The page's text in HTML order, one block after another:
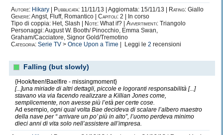
Autore: Hikary Pubblicata: 11/11/13 | Aggiornata: 15/11/13 | Rating: Giallo
Genere:Angst, Fluff, Romantico | Capitoli: 2 | In corso
Tipo di coppia: Het, Slash |
Note: What if? | Avvertimenti: Triangolo
Personaggi: August W. Booth/ Pinocchio, Emma Swan,
Graham/Cacciatore, Signor Gold/Tremotino
Categoria: Serie TV > Once Upon a Time | Leggi le 2 recensioni
Falling (but slowly)
{Hook/teen!Baelfire - missingmoment}
[...]una miriade di altri dettagli, piccole e logoranti responsabilità [...]
stavano via via facendo realizzare a Killian Jones come,
semplicemente, non avesse più l’età per certe cose.
Ad esempio, ogni qual volta Bae decideva di scalare l’albero maestro
della nave per “ arrivare un po’ più in alto”, l’uomo perdeva minimo
dieci anni di vita solo nell’assistere all’impresa.